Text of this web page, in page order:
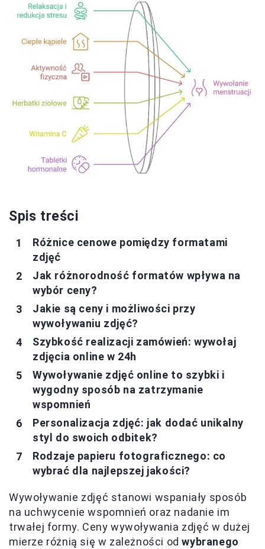
Spis treści
Różnice cenowe pomiędzy formatami
zdjęć
Jak różnorodność formatów wpływa na
wybór ceny?
Jakie są ceny i możliwości przy
wywoływaniu zdjęć?
Szybkość realizacji zamówień: wywołaj
zdjęcia online w 24h
Wywoływanie zdjęć online to szybki i
wygodny sposób na zatrzymanie
wspomnień
Personalizacja zdjęć: jak dodać unikalny
styl do swoich odbitek?
Rodzaje papieru fotograficznego: co
wybrać dla najlepszej jakości?
Wywoływanie zdjęć stanowi wspaniały sposób
na uchwycenie wspomnień oraz nadanie im
trwałej formy. Ceny wywoływania zdjęć w dużej
mierze różnią się w zależności odwybranego